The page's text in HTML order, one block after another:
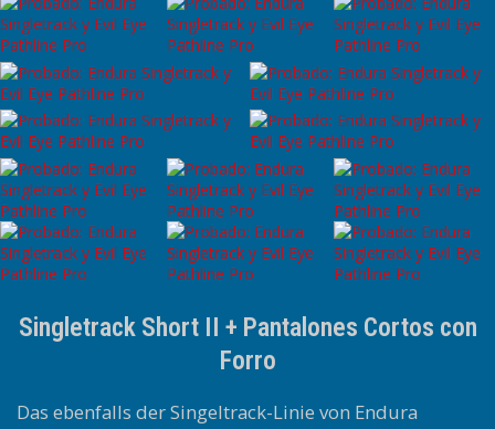
Singletrack Short II + Pantalones Cortos con
Forro
Das ebenfalls der Singeltrack-Linie von Endura